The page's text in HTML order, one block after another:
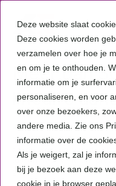
Deze website slaat
Deze cookies worden
verzamelen over hoe je
en om je te onthouden.
informatie om je
personaliseren, en voor
over onze bezoekers,
andere media. Zie ons
informatie over de
Als je weigert, zal je
bij je bezoek aan deze
cookie in je browser
Meer dan
lineaire
A&E is een
aandrijftechniek voor de
op de wensen van de
tussen fabrikant en
gekozen en op elkaar